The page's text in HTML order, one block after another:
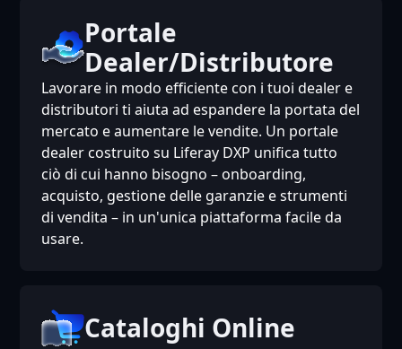
Portale
Dealer/Distributore
Lavorare in modo efficiente con i tuoi dealer e
distributori ti aiuta ad espandere la portata del
mercato e aumentare le vendite. Un portale
dealer costruito su Liferay DXP unifica tutto
ciò di cui hanno bisogno – onboarding,
acquisto, gestione delle garanzie e strumenti
di vendita – in un'unica piattaforma facile da
usare.
Cataloghi Online